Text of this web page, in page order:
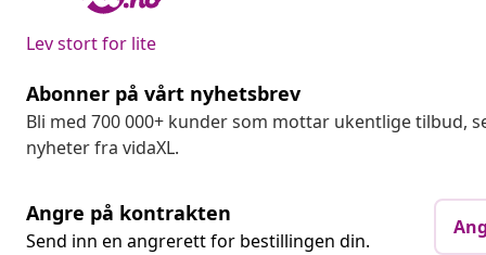
Lev stort for lite
Abonner på vårt nyhetsbrev
Bli med 700 000+ kunder som mottar ukentlige tilbud,
nyheter fra vidaXL.
Angre på kontrakten
Send inn en angrerett for bestillingen din.